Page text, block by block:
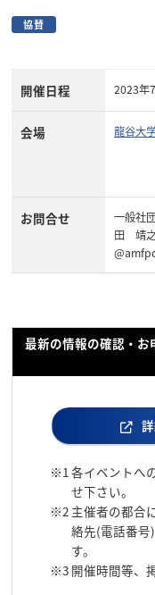
協賛
開催日程 2023年
会場 龍谷大
お問合せ
一般社
田 靖
最新の情報の確認・
※1 各イベントへ
せ下さい。
※2 主催者の都合
絡先(電話番号
す。
※3 開催時間等、